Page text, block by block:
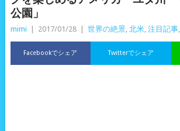
公園」
mimi 2017/01/28 世界の絶景, 北米, 注目記事,
Facebookでシェア Twitterでシェア